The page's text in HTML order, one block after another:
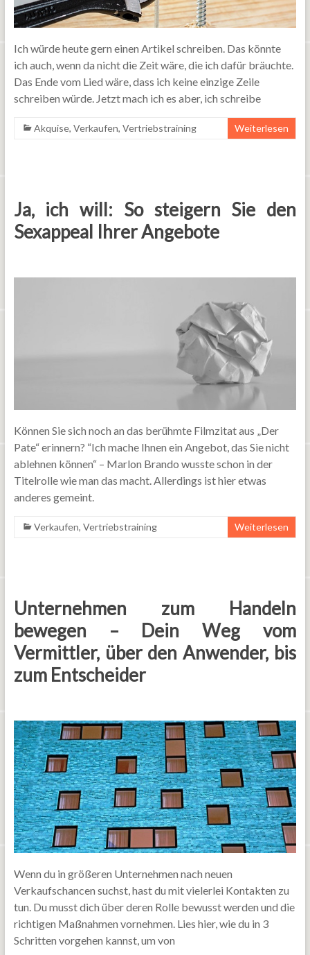
Ich würde heute gern einen Artikel schreiben. Das könnte
ich auch, wenn da nicht die Zeit wäre, die ich dafür bräuchte.
Das Ende vom Lied wäre, dass ich keine einzige Zeile
schreiben würde. Jetzt mach ich es aber, ich schreibe
Akquise, Verkaufen, Vertriebstraining Weiterlesen
Ja, ich will: So steigern Sie den
Sexappeal Ihrer Angebote
Können Sie sich noch an das berühmte Filmzitat aus „Der
Pate“ erinnern? “Ich mache Ihnen ein Angebot, das Sie nicht
ablehnen können“ – Marlon Brando wusste schon in der
Titelrolle wie man das macht. Allerdings ist hier etwas
anderes gemeint.
Verkaufen, Vertriebstraining Weiterlesen
Unternehmen zum Handeln
bewegen – Dein Weg vom
Vermittler, über den Anwender, bis
zum Entscheider
Wenn du in größeren Unternehmen nach neuen
Verkaufschancen suchst, hast du mit vielerlei Kontakten zu
tun. Du musst dich über deren Rolle bewusst werden und die
richtigen Maßnahmen vornehmen. Lies hier, wie du in 3
Schritten vorgehen kannst, um von